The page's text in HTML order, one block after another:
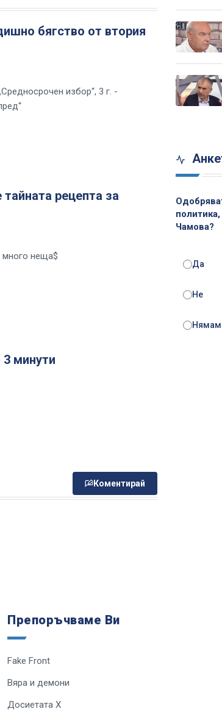
бягство от втория
избор“, 3 г. -
рецепта за
много неща$
минути
Коментирай
Чамова?
Да
Не
Нямам
Препоръчваме Ви
Fake Front
Вяра и демони
Досиетата Х